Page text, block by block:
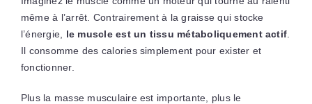
même à l’arrêt. Contrairement à la graisse qui stocke
l’énergie, le muscle est un tissu métaboliquement actif
Il consomme des calories simplement pour exister et
fonctionner.
Plus la masse musculaire est importante, plus le